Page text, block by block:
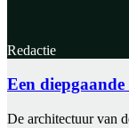
Redactie
Een
De architectuur van